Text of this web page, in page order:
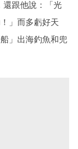
還跟他說：「光
」而多虧好天
」出海釣魚和兜